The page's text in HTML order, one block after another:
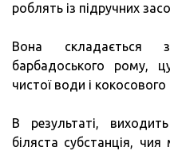
роблять із підручних
Вона складається
барбадоського рому,
чистої води і
В результаті,
біляста субстанція,